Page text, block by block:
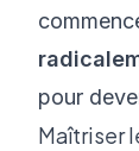
pour
Maîtriser